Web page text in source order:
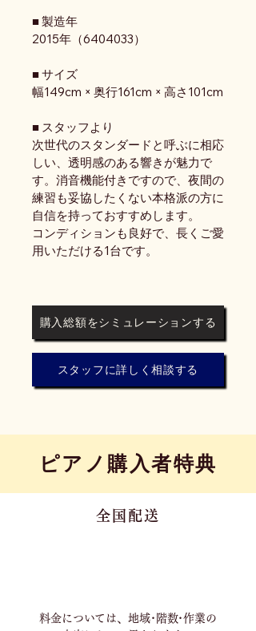
■ 製造年
2015年（6404033）
■ サイズ
幅149cm × 奥行161cm × 高さ101cm
■ スタッフより
次世代のスタンダードと呼ぶに相応
しい、透明感のある響きが魅力で
す。消音機能付きですので、夜間の
練習も妥協したくない本格派の方に
自信を持っておすすめします。
コンディションも良好で、長くご愛
用いただける1台です。
購入総額をシミュレーションする
スタッフに詳しく相談する
​ピアノ購入者特典
全国配送
料金については、地域･階数･作業の